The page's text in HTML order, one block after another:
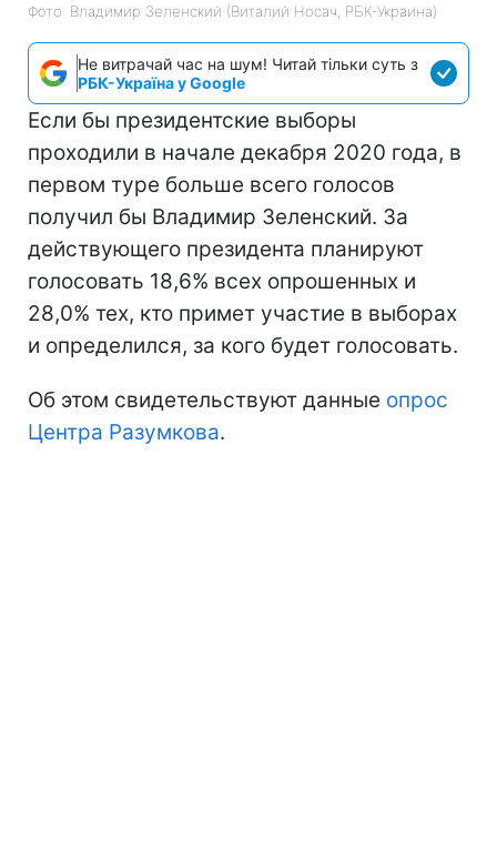
Фото: Владимир Зеленский (Виталий Носач, РБК-Украина)
Не витрачай час на шум! Читай тільки суть з
РБК-Україна у Google
Если бы президентские выборы
проходили в начале декабря 2020 года, в
первом туре больше всего голосов
получил бы Владимир Зеленский. За
действующего президента планируют
голосовать 18,6% всех опрошенных и
28,0% тех, кто примет участие в выборах
и определился, за кого будет голосовать.
Об этом свидетельствуют данные опрос
Центра Разумкова.